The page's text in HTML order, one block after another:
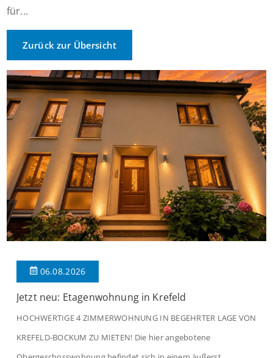
für...
Zurück zur Übersicht
06.08.2026
Jetzt neu: Etagenwohnung in Krefeld
HOCHWERTIGE 4 ZIMMERWOHNUNG IN BEGEHRTER LAGE VON
KREFELD-BOCKUM ZU MIETEN! Die hier angebotene